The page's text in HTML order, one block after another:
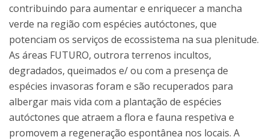
contribuindo para aumentar e enriquecer a mancha
verde na região com espécies autóctones, que
potenciam os serviços de ecossistema na sua plenitude.
As áreas FUTURO, outrora terrenos incultos,
degradados, queimados e/ ou com a presença de
espécies invasoras foram e são recuperados para
albergar mais vida com a plantação de espécies
autóctones que atraem a flora e fauna respetiva e
promovem a regeneração espontânea nos locais. A